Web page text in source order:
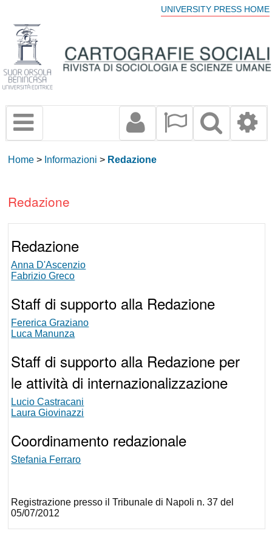
UNIVERSITY PRESS HOME
Home > Informazioni > Redazione
Redazione
Redazione
Anna D'Ascenzio
Fabrizio Greco
Staff di supporto alla Redazione
Fererica Graziano
Luca Manunza
Staff di supporto alla Redazione per
le attività di internazionalizzazione
Lucio Castracani
Laura Giovinazzi
Coordinamento redazionale
Stefania Ferraro
Registrazione presso il Tribunale di Napoli n. 37 del
05/07/2012